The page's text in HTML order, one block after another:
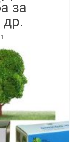
за
1